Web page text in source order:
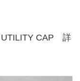
CAP 詳